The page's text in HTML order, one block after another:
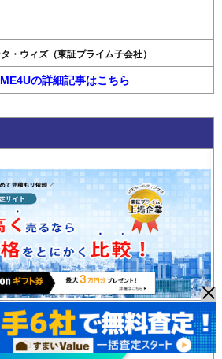
・ウィズ（東証プライム子会社）
の詳細記事はこちら
うちクラベル
定はこちら >>